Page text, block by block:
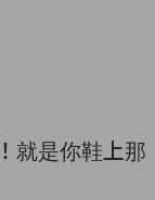
就是你鞋上那